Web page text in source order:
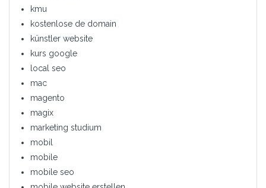
kmu
kostenlose de domain
künstler website
kurs google
local seo
mac
magento
magix
marketing studium
mobil
mobile
mobile seo